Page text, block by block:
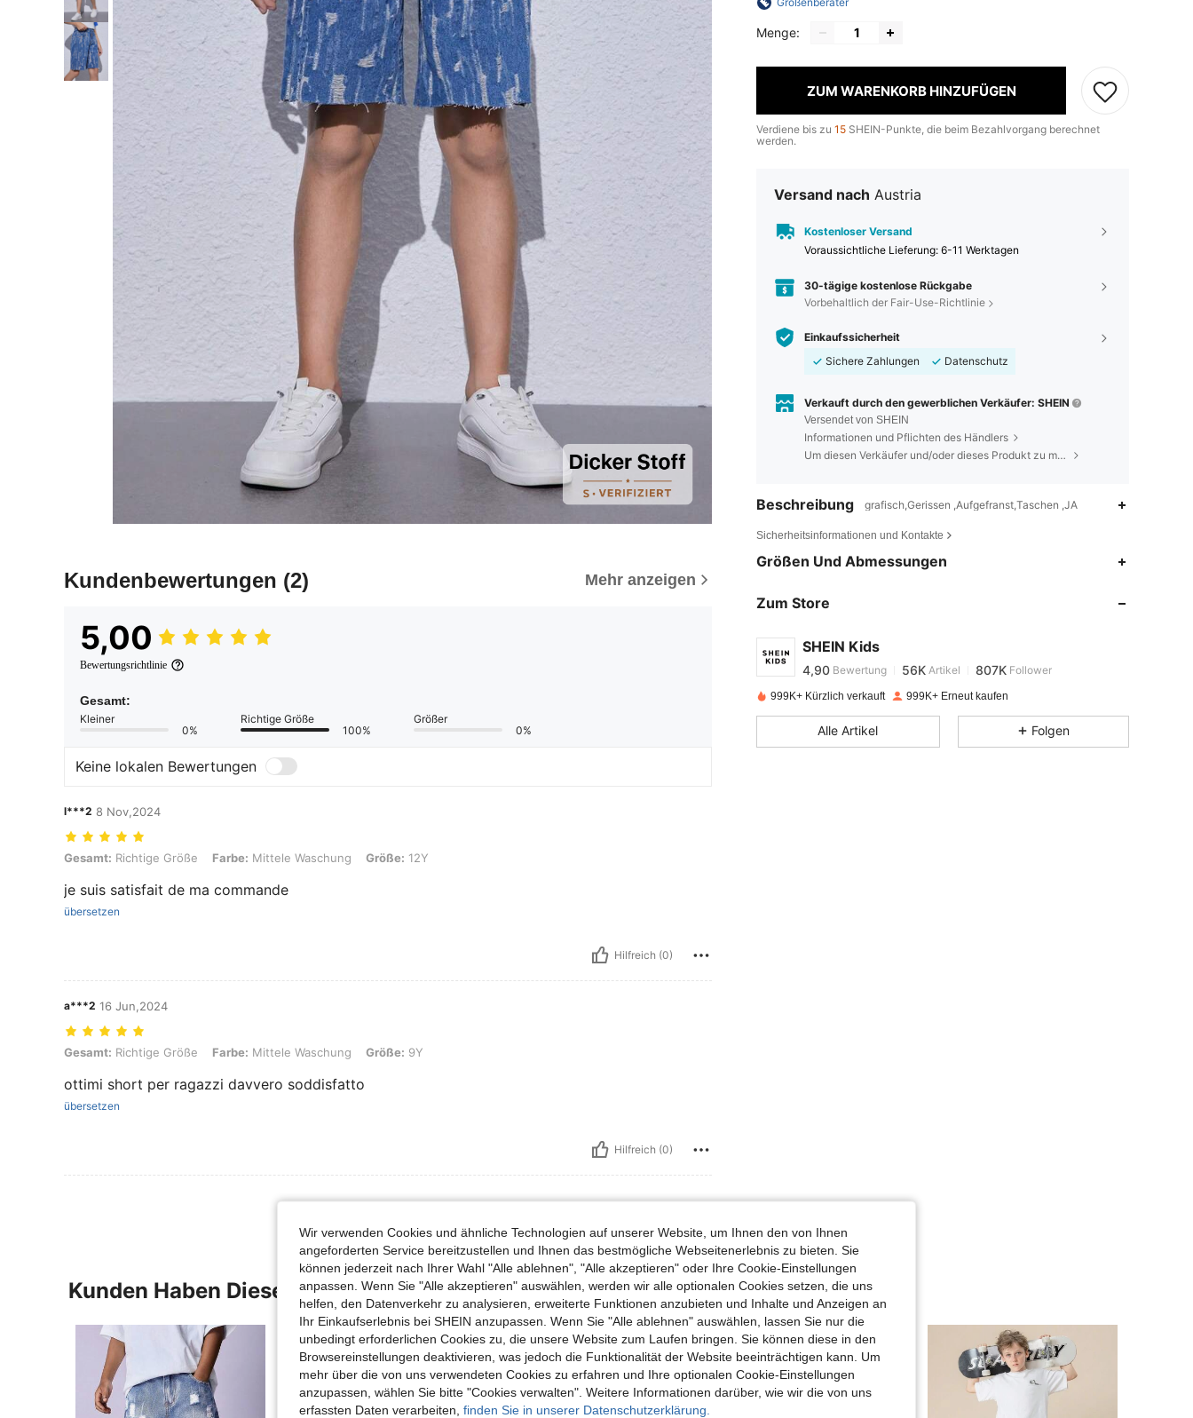
Kundenbewertungen (2) Mehr anzeigen
5,00
Bewertungsrichtlinie
Gesamt:
Kleiner
0%
Richtige Größe
100%
Größer
0%
Keine lokalen Bewertungen
l***2 8 Nov,2024
Gesamt: Richtige Größe, Farbe: Mittele Waschung, Größe: 12Y
Gesamt: Richtige Größe Farbe: Mittele Waschung Größe: 12Y
je suis satisfait de ma commande
übersetzen
Hilfreich (0)
a***2 16 Jun,2024
Gesamt: Richtige Größe, Farbe: Mittele Waschung, Größe: 9Y
Gesamt: Richtige Größe Farbe: Mittele Waschung Größe: 9Y
ottimi short per ragazzi davvero soddisfatto
übersetzen
Hilfreich (0)
Menge:
ZUM WARENKORB HINZUFÜGEN
Verdiene bis zu 15 SHEIN-Punkte, die beim Bezahlvorgang berechnet
werden.
Versand nach Austria
Kostenloser Versand
Voraussichtliche Lieferung: 6-11 Werktagen
30-tägige kostenlose Rückgabe
Vorbehaltlich der Fair-Use-Richtlinie
Einkaufssicherheit
Sichere Zahlungen
Datenschutz
Verkauft durch den gewerblichen Verkäufer: SHEIN
Versendet von SHEIN
Informationen und Pflichten des Händlers
Um diesen Verkäufer und/oder dieses Produkt zu melden
Beschreibung grafisch,Gerissen ,Aufgefranst,Taschen ,JA
Sicherheitsinformationen und Kontakte
Größen Und Abmessungen
Zum Store
SHEIN Kids
4,90 56K
4,90
4,90 Bewertung 56K Artikel 807K Follower
i***abezahltVor 1 Tag
4,90 56K 807K
999K+ Kürzlich verkauft 999K+ Erneut kaufen
Alle Artikel Folgen
Kunden Haben Diese Artikel Auch Angeschaut
Wir verwenden Cookies und ähnliche Technologien auf unserer Website, um Ihnen den von Ihnen
angeforderten Service bereitzustellen und Ihnen das bestmögliche Webseitenerlebnis zu bieten. Sie
können jederzeit nach Ihrer Wahl "Alle ablehnen", "Alle akzeptieren" oder Ihre Cookie-Einstellungen
anpassen. Wenn Sie "Alle akzeptieren" auswählen, werden wir alle optionalen Cookies setzen, die uns
helfen, den Datenverkehr zu analysieren, erweiterte Funktionen anzubieten und Inhalte und Anzeigen an
Ihr Einkaufserlebnis bei SHEIN anzupassen. Wenn Sie "Alle ablehnen" auswählen, lassen Sie nur die
unbedingt erforderlichen Cookies zu, die unsere Website zum Laufen bringen. Sie können diese in den
Browsereinstellungen deaktivieren, was jedoch die Funktionalität der Website beeinträchtigen kann. Um
mehr über die von uns verwendeten Cookies zu erfahren und Ihre optionalen Cookie-Einstellungen
anzupassen, wählen Sie bitte "Cookies verwalten". Weitere Informationen darüber, wie wir die von uns
erfassten Daten verarbeiten, finden Sie in unserer Datenschutzerklärung.